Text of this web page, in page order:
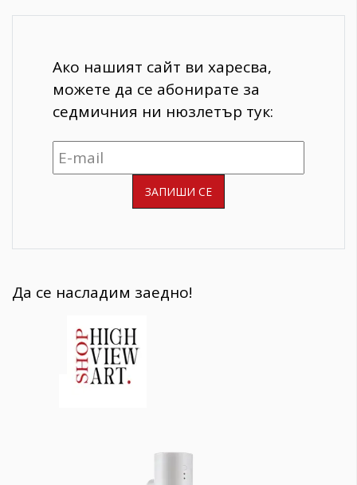
Ако нашият сайт ви харесва,
можете да се абонирате за
седмичния ни нюзлетър тук:
Да се насладим заедно!